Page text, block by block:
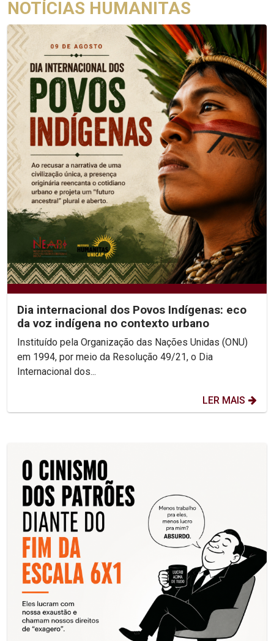
NOTÍCIAS HUMANITAS
Dia internacional dos Povos Indígenas: eco
da voz indígena no contexto urbano
Instituído pela Organização das Nações Unidas (ONU)
em 1994, por meio da Resolução 49/21, o Dia
Internacional dos...
LER MAIS